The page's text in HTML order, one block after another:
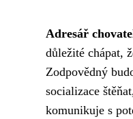
Adresář
důležité chápat,
Zodpovědný
socializace
komunikuje s